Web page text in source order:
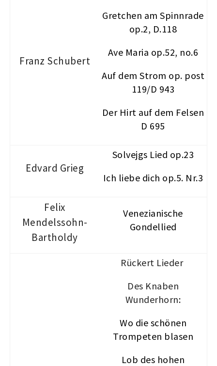
Franz Schubert
Gretchen am Spinnrade
op.2, D.118
Ave Maria op.52, no.6
Auf dem Strom op. post
119/D 943
Der Hirt auf dem Felsen
D 695
Edvard Grieg
Solvejgs Lied op.23
Ich liebe dich op.5. Nr.3
Felix
Mendelssohn-
Bartholdy
Venezianische
Gondellied
Rückert Lieder
Des Knaben
Wunderhorn:
Wo die schönen
Trompeten blasen
Lob des hohen